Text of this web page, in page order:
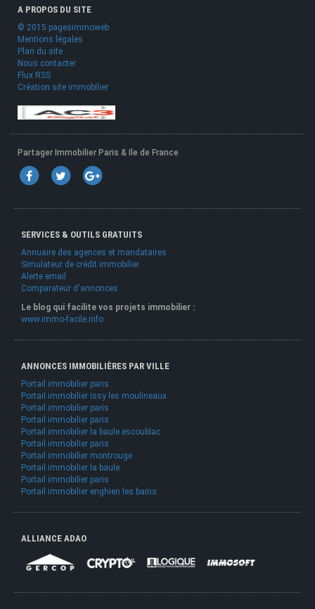
A PROPOS DU SITE
© 2015 pagesimmoweb
Mentions légales
Plan du site
Nous contacter
Flux RSS
Création site immobilier
Partager Immobilier Paris & Ile de France
SERVICES & OUTILS GRATUITS
Annuaire des agences et mandataires
Simulateur de crédit immobilier
Alerte email
Comparateur d'annonces
Le blog qui facilite vos projets immobilier :
www.immo-facile.info
ANNONCES IMMOBILIÈRES PAR VILLE
Portail immobilier paris
Portail immobilier issy les moulineaux
Portail immobilier paris
Portail immobilier paris
Portail immobilier la baule escoublac
Portail immobilier paris
Portail immobilier montrouge
Portail immobilier la baule
Portail immobilier paris
Portail immobilier enghien les bains
ALLIANCE ADAO